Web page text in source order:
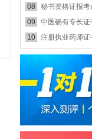
08
秘书资格证报考
09
中医确有专长证
10
注册执业药师证